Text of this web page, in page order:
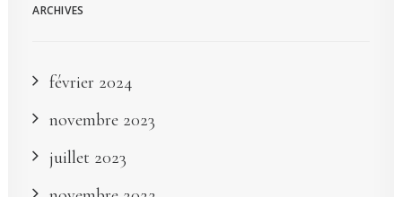
ARCHIVES
février 2024
novembre 2023
juillet 2023